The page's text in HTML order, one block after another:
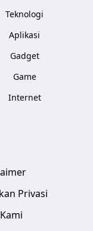
Teknologi
Aplikasi
Gadget
Game
Internet
Privasi